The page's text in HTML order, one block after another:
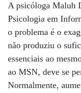
A psicóloga Maluh
Psicologia em
o problema é o
não produziu o
essenciais ao
ao MSN, deve se
Normalmente,